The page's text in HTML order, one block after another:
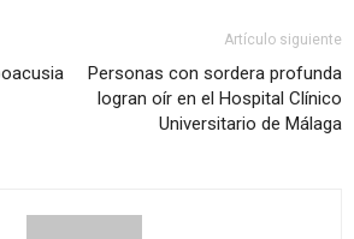
Artículo siguiente
Personas con sordera profunda
logran oír en el Hospital Clínico
Universitario de Málaga